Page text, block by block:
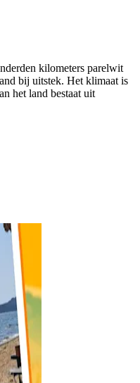
kilometers parelwit
bij uitstek. Het klimaat is
het land bestaat uit